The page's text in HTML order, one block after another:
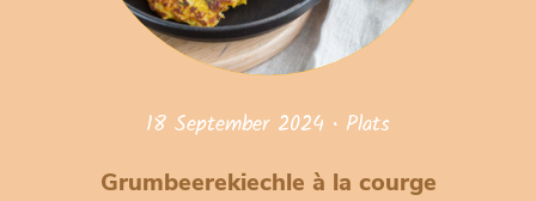
18 September 2024 • Plats
Grumbeerekiechle à la courge